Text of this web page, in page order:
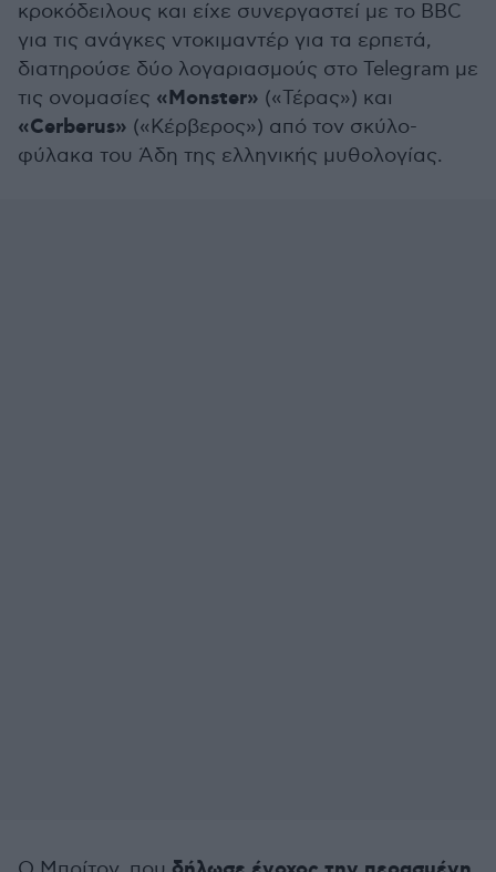
κροκόδειλους και είχε συνεργαστεί με το BBC
για τις ανάγκες ντοκιμαντέρ για τα ερπετά,
διατηρούσε δύο λογαριασμούς στο Telegram με
τις ονομασίες «Monster» («Τέρας») και
«Cerberus» («Κέρβερος») από τον σκύλο-
φύλακα του Άδη της ελληνικής μυθολογίας.